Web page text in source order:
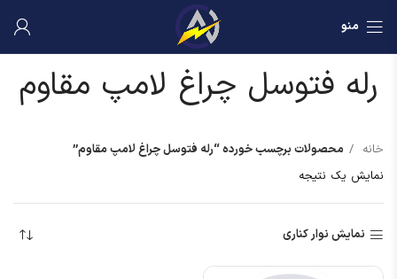
منو
رله فتوسل چراغ لامپ مقاوم
خانه
محصولات برچسب خورده “رله فتوسل چراغ لامپ مقاوم”
نمایش یک نتیجه
نمایش نوار کناری